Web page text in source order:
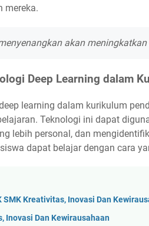
mereka.
akan
Deep Learning dalam
learning dalam kurikulum
Teknologi ini dapat
lebih personal, dan
dapat belajar dengan cara
SMK Kreativitas, Inovasi Dan
Inovasi Dan Kewirausahaan